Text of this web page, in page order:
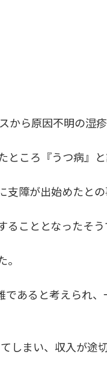
ら原因不明の湿疹
ころ『うつ病』と
障が出始めたとの
こととなったそう
あると考えられ
しまい、収入が途